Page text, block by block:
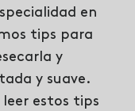
en
tips para
y
y suave.
estos tips